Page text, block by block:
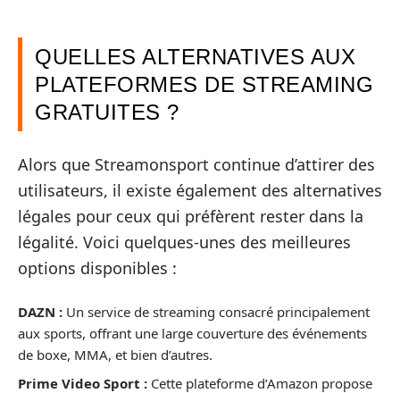
QUELLES ALTERNATIVES AUX
PLATEFORMES DE STREAMING
GRATUITES ?
Alors que Streamonsport continue d’attirer des
utilisateurs, il existe également des alternatives
légales pour ceux qui préfèrent rester dans la
légalité. Voici quelques-unes des meilleures
options disponibles :
DAZN : Un service de streaming consacré principalement
aux sports, offrant une large couverture des événements
de boxe, MMA, et bien d’autres.
Prime Video Sport : Cette plateforme d’Amazon propose